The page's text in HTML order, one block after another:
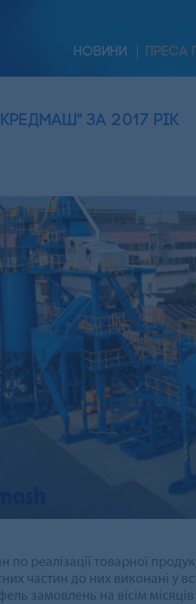
НОВИНИ ПРЕСА
за 2017 рік
реалізації товарної
частин до них виконані у
замовлень на вісім